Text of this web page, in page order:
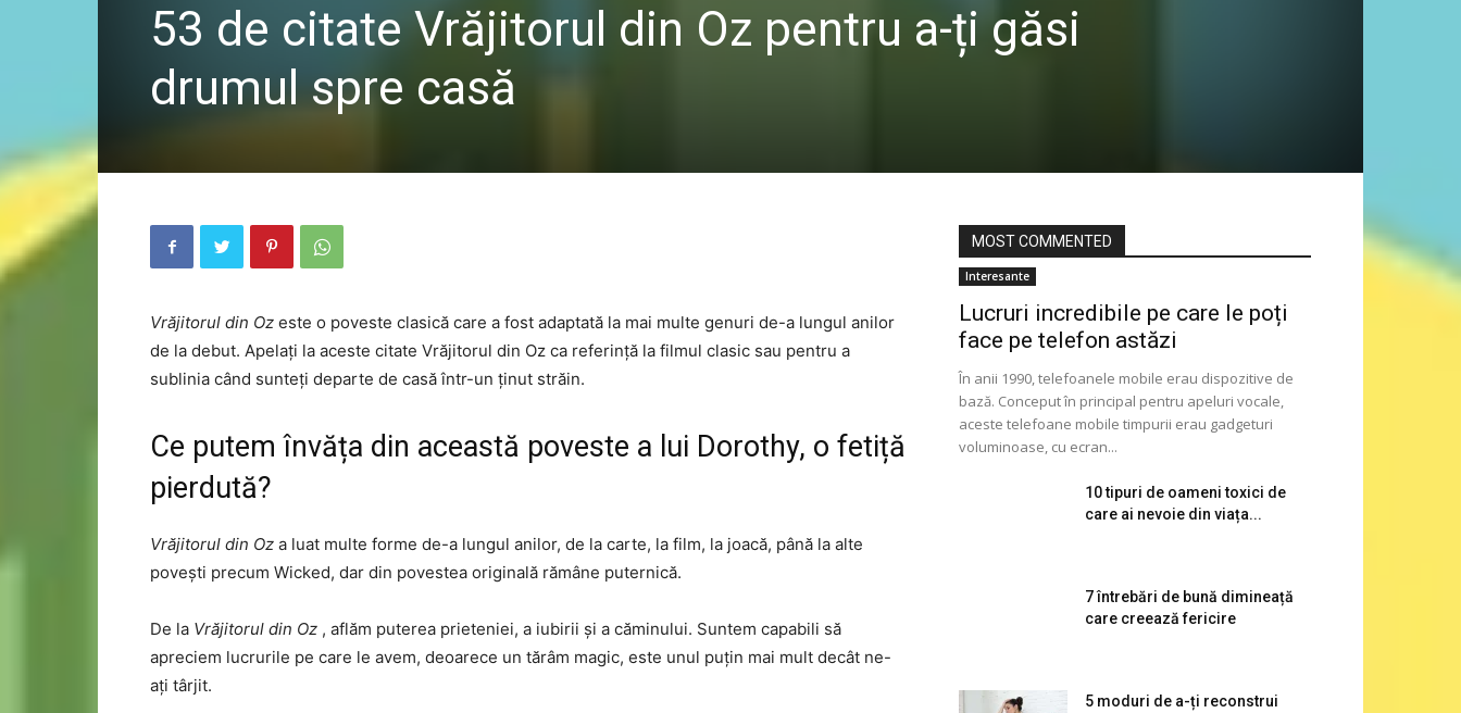
53 de citate Vrăjitorul din Oz pentru a-ți găsi
drumul spre casă
Vrăjitorul din Oz este o poveste clasică care a fost adaptată la mai multe genuri de-a lungul anilor
de la debut. Apelați la aceste citate Vrăjitorul din Oz ca referință la filmul clasic sau pentru a
sublinia când sunteți departe de casă într-un ținut străin.
Ce putem învăța din această poveste a lui Dorothy, o fetiță
pierdută?
Vrăjitorul din Oz a luat multe forme de-a lungul anilor, de la carte, la film, la joacă, până la alte
povești precum Wicked, dar din povestea originală rămâne puternică.
De la Vrăjitorul din Oz , aflăm puterea prieteniei, a iubirii și a căminului. Suntem capabili să
apreciem lucrurile pe care le avem, deoarece un tărâm magic, este unul puțin mai mult decât ne-
ați târjit.
MOST COMMENTED
Interesante
Lucruri incredibile pe care le poți
face pe telefon astăzi
În anii 1990, telefoanele mobile erau dispozitive de
bază. Conceput în principal pentru apeluri vocale,
aceste telefoane mobile timpurii erau gadgeturi
voluminoase, cu ecran...
10 tipuri de oameni toxici de
care ai nevoie din viața...
7 întrebări de bună dimineață
care creează fericire
5 moduri de a-ți reconstrui